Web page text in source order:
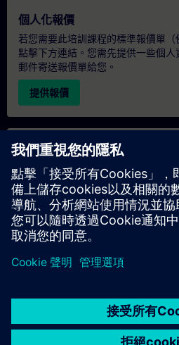
個人化報價
若您需要此培訓課程的標準報價單
點擊下方連結。您需先提供一些個
郵件寄送報價單給您。
提供報價
專屬培訓諮詢
若您需要針對專屬培訓課程（無論
SITRAIN 培訓中心舉辦）索取報價
類請求適合較大規模的團體（6 人以
培訓需求後，我們將向您發送報價單
索取專屬報價